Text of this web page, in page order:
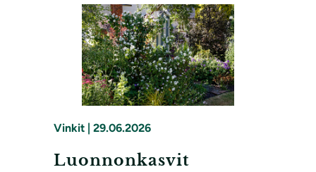
Vinkit | 29.06.2026
Luonnonkasvit